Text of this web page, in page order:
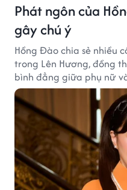
Phát ngôn của
gây chú ý
Hồng Đào chia sẻ nhiều
trong Lên Hương, đồng
bình đẳng giữa phụ nữ